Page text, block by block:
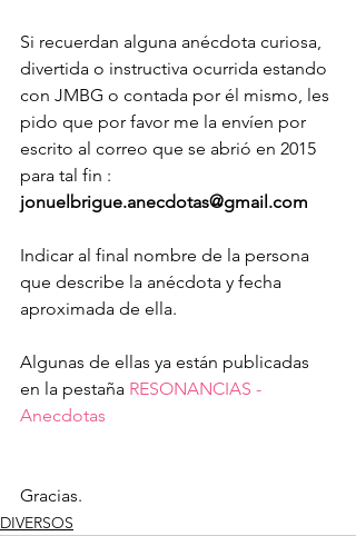
Si recuerdan alguna anécdota curiosa,
divertida o instructiva ocurrida estando
con JMBG o contada por él mismo, les
pido que por favor me la envíen por
escrito al correo que se abrió en 2015
para tal fin :
jonuelbrigue.anecdotas@gmail.com
Indicar al final nombre de la persona
que describe la anécdota y fecha
aproximada de ella.
Algunas de ellas ya están publicadas
en la pestaña RESONANCIAS -
Anecdotas
Gracias.
DIVERSOS